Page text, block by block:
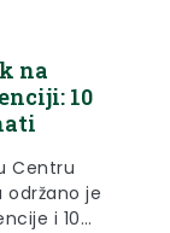
na
10
Centru
održano je
i 10